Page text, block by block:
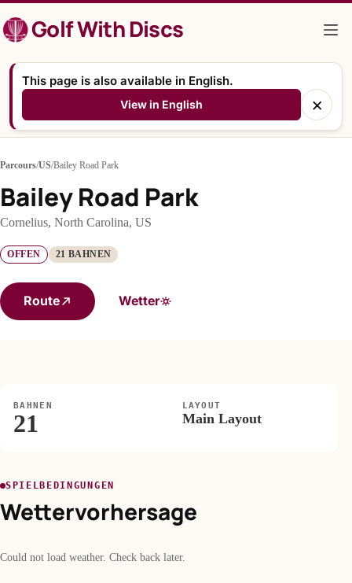
Inhalt
springenGolf With Discs
This page is also available in English.
View in English ×
Parcours/US/Bailey Road Park
Bailey Road Park
Cornelius, North Carolina, US
OFFEN 21 BAHNEN
Route Wetter
BAHNEN
21
LAYOUT
Main Layout
SPIELBEDINGUNGEN
Wettervorhersage
Could not load weather. Check back later.